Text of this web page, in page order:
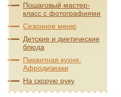
Пошаговый мастер-
класс с фотографиями
Сезонное меню
Детские и диетические
блюда
Пикантная кухня:
Афродизиаки
На скорую руку